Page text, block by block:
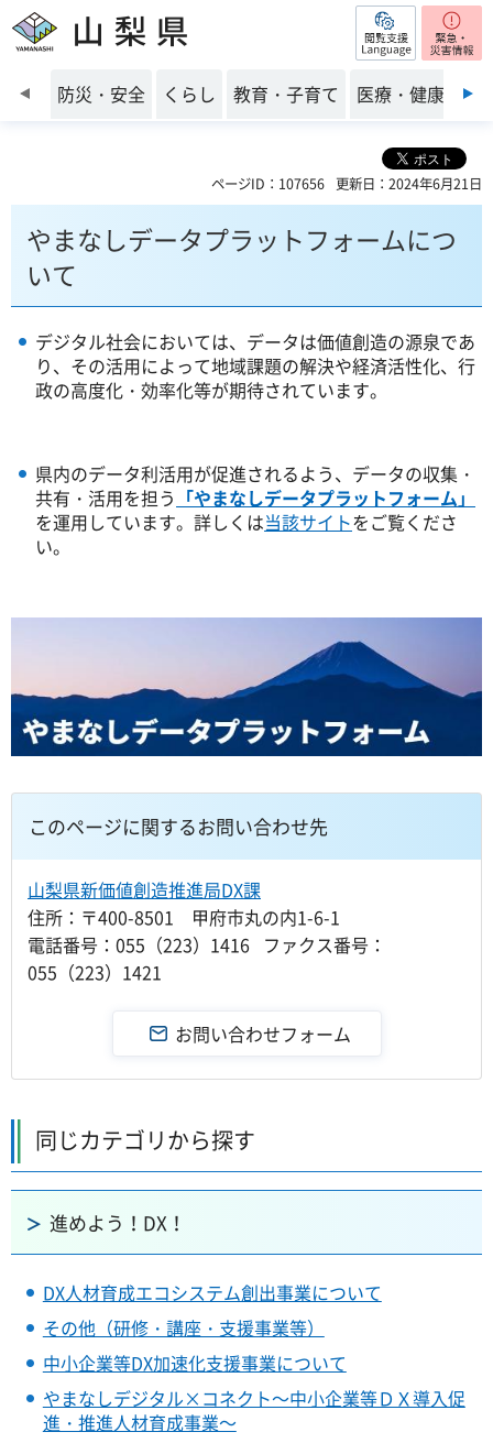
山梨県 閲覧支援
前のスライドを表示
防災・安全 くらし 教育・子育て 医療・健康・福
ページID：107656 更新日：2024年6月21日
やまなしデータプラットフォームにつ
いて
デジタル社会においては、データは価値創造の源泉であ
り、その活用によって地域課題の解決や経済活性化、行
政の高度化・効率化等が期待されています。
県内のデータ利活用が促進されるよう、データの収集・
共有・活用を担う 「やまなしデータプラットフォーム」
を運用しています。詳しくは当該サイトをご覧くださ
い。
このページに関するお問い合わせ先
山梨県新価値創造推進局DX課
住所：〒400-8501 甲府市丸の内1-6-1
電話番号：055（223）1416 ファクス番号：
055（223）1421
同じカテゴリから探す
進めよう！DX！
DX人材育成エコシステム創出事業について
その他（研修・講座・支援事業等）
中小企業等DX加速化支援事業について
やまなしデジタル×コネクト～中小企業等ＤＸ導入促
進・推進人材育成事業～